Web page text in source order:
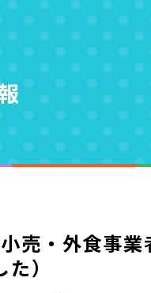
売・外食事業
）